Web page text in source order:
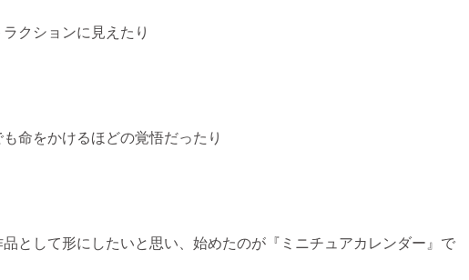
クションに見えたり
命をかけるほどの覚悟だったり
として形にしたいと思い、始めたのが『ミニチュアカレンダー』で